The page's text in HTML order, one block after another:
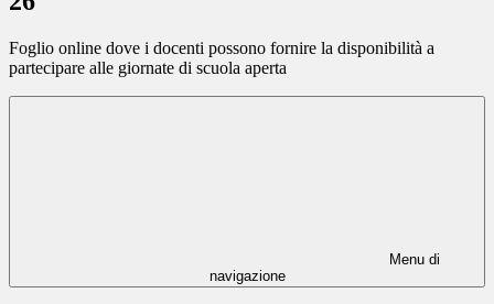
Foglio online dove i docenti possono fornire la disponibilità a
partecipare alle giornate di scuola aperta
Menu di
navigazione